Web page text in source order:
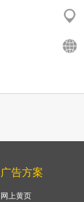
广告方案
网上黄页